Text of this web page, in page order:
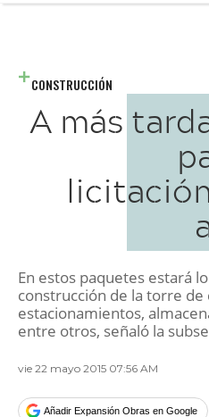
CONSTRUCCIÓN
A más
En estos paquetes estará
construcción de la torre de
estacionamientos,
entre otros, señaló la
vie 22 mayo 2015 07:56 AM
Añadir Expansión Obras en Google